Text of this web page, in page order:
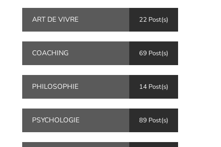
ART DE VIVRE 22 Post(s)
COACHING 69 Post(s)
PHILOSOPHIE 14 Post(s)
PSYCHOLOGIE 89 Post(s)